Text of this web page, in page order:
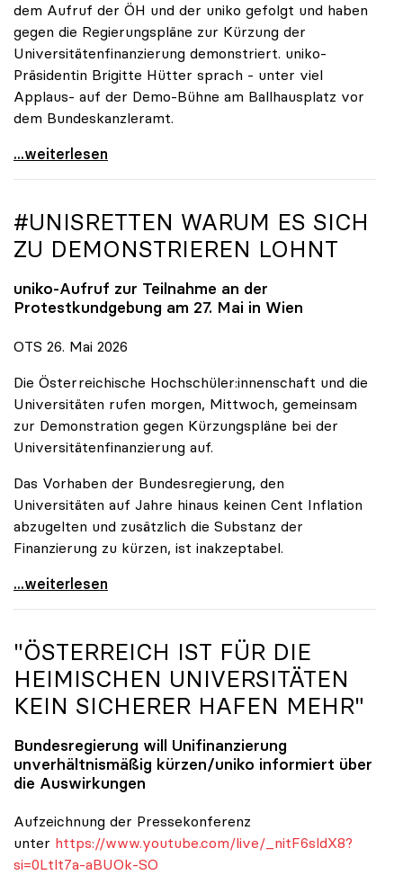
dem Aufruf der ÖH und der uniko gefolgt und haben
gegen die Regierungspläne zur Kürzung der
Universitätenfinanzierung demonstriert. uniko-
Präsidentin Brigitte Hütter sprach - unter viel
Applaus- auf der Demo-Bühne am Ballhausplatz vor
dem Bundeskanzleramt.
\"Wir nehmen es nicht hin\": Rede von
...weiterlesen
#UNISRETTEN WARUM ES SICH
ZU DEMONSTRIEREN LOHNT
uniko-Aufruf zur Teilnahme an der
Protestkundgebung am 27. Mai in Wien
OTS 26. Mai 2026
Die Österreichische Hochschüler:innenschaft und die
Universitäten rufen morgen, Mittwoch, gemeinsam
zur Demonstration gegen Kürzungspläne bei der
Universitätenfinanzierung auf.
Das Vorhaben der Bundesregierung, den
Universitäten auf Jahre hinaus keinen Cent Inflation
abzugelten und zusätzlich die Substanz der
Finanzierung zu kürzen, ist inakzeptabel.
#UnisRetten Warum es sich zu demonstrieren lohnt
...weiterlesen
"ÖSTERREICH IST FÜR DIE
HEIMISCHEN UNIVERSITÄTEN
KEIN SICHERER HAFEN MEHR"
Bundesregierung will Unifinanzierung
unverhältnismäßig kürzen/uniko informiert über
die Auswirkungen
Aufzeichnung der Pressekonferenz
unter https://www.youtube.com/live/_nitF6sldX8?
si=0Ltlt7a-aBUOk-SO